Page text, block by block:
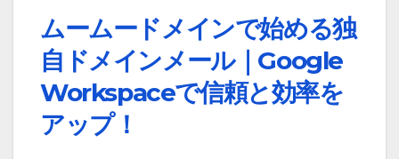
ムームードメインで始める独
自ドメインメール｜Google
Workspaceで信頼と効率を
アップ！